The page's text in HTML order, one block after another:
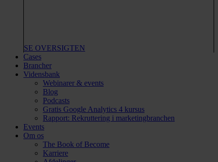
SE OVERSIGTEN
Cases
Brancher
Vidensbank
Webinarer & events
Blog
Podcasts
Gratis Google Analytics 4 kursus
Rapport: Rekruttering i marketingbranchen
Events
Om os
The Book of Become
Karriere